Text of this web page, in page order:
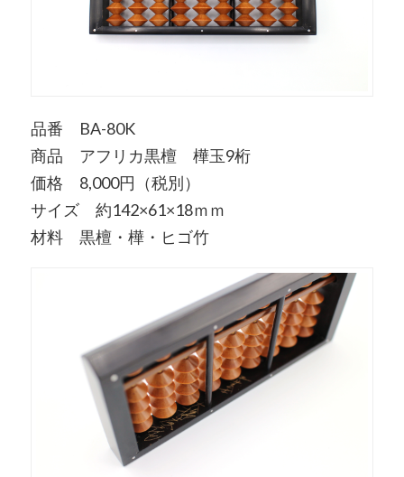
品番 BA-80K
商品 アフリカ黒檀 樺玉9桁
価格 8,000円（税別）
サイズ 約142×61×18ｍｍ
材料 黒檀・樺・ヒゴ竹